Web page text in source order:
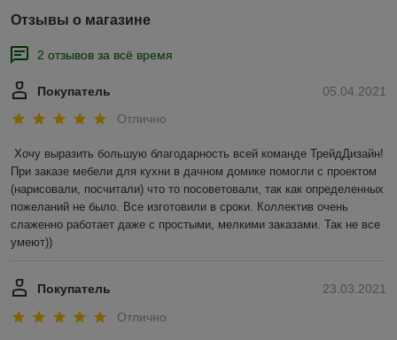
Отзывы о магазине
2 отзывов за всё время
05.04.2021
Покупатель
Отлично
Хочу выразить большую благодарность всей команде ТрейдДизайн!
При заказе мебели для кухни в дачном домике помогли с проектом
(нарисовали, посчитали) что то посоветовали, так как определенных
пожеланий не было. Все изготовили в сроки. Коллектив очень
слаженно работает даже с простыми, мелкими заказами. Так не все
умеют))
23.03.2021
Покупатель
Отлично